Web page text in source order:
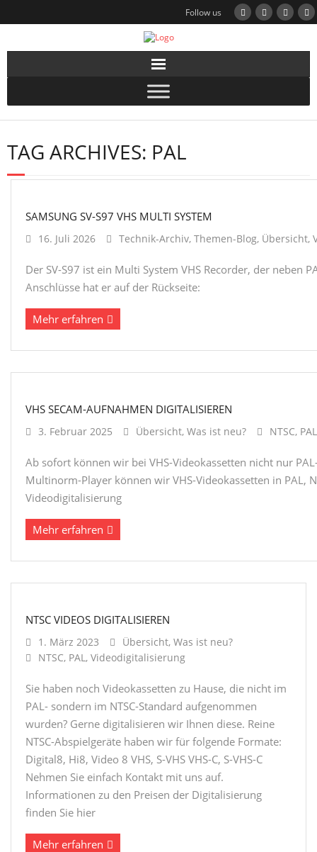
Follow us
TAG ARCHIVES: PAL
SAMSUNG SV-S97 VHS MULTI SYSTEM
16. Juli 2026 Technik-Archiv, Themen-Blog, Übersicht,
Der SV-S97 ist ein Multi System VHS Recorder, der neben
Anschlüsse hat er auf der Rückseite:
Mehr erfahren
VHS SECAM-AUFNAHMEN DIGITALISIEREN
3. Februar 2025 Übersicht, Was ist neu? NTSC, PAL
Ab sofort können wir bei VHS-Videokassetten nicht nur
Multinorm-Player können wir VHS-Videokassetten in PAL,
Videodigitalisierung
Mehr erfahren
NTSC VIDEOS DIGITALISIEREN
1. März 2023 Übersicht, Was ist neu?
NTSC, PAL, Videodigitalisierung
Sie haben noch Videokassetten zu Hause, die nicht im
PAL- sondern im NTSC-Standard aufgenommen
wurden? Gerne digitalisieren wir Ihnen diese. Reine
NTSC-Abspielgeräte haben wir für folgende Formate:
Digital8, Hi8, Video 8 VHS, S-VHS VHS-C, S-VHS-C
Nehmen Sie einfach Kontakt mit uns auf.
Informationen zu den Preisen der Digitalisierung
finden Sie hier
Mehr erfahren